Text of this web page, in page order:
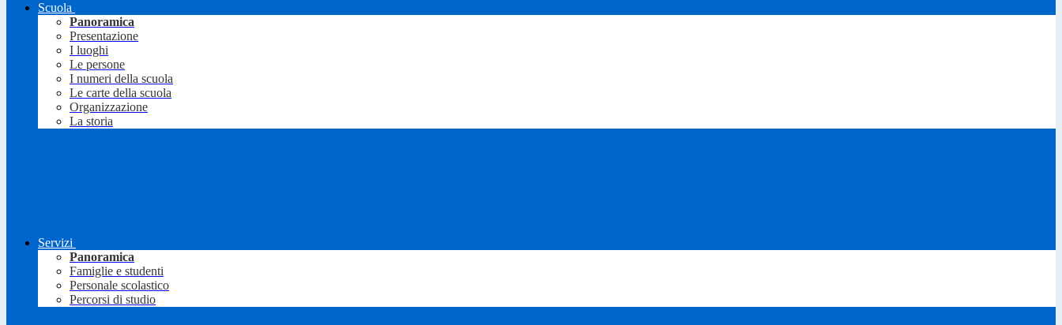
Scuola
Panoramica
Presentazione
I luoghi
Le persone
I numeri della scuola
Le carte della scuola
Organizzazione
La storia
Servizi
Panoramica
Famiglie e studenti
Personale scolastico
Percorsi di studio